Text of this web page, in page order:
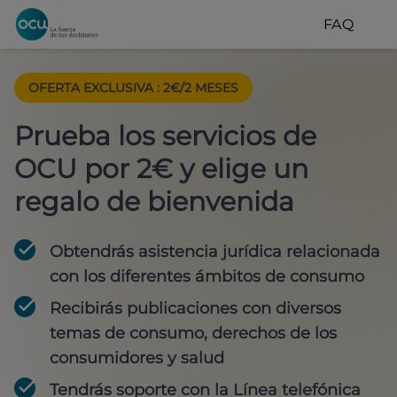
FAQ
OFERTA EXCLUSIVA : 2€/2 MESES
Prueba los servicios de
OCU por 2€ y elige un
regalo de bienvenida
Obtendrás asistencia jurídica relacionada
con los diferentes ámbitos de consumo
Recibirás publicaciones con diversos
temas de consumo, derechos de los
consumidores y salud
Tendrás soporte con la Línea telefónica